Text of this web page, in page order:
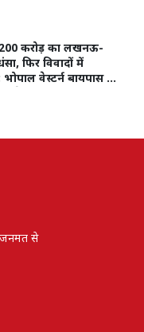
करोड़ का लखनऊ-
फिर विवादों में
वेस्टर्न बायपास का
जनमत से